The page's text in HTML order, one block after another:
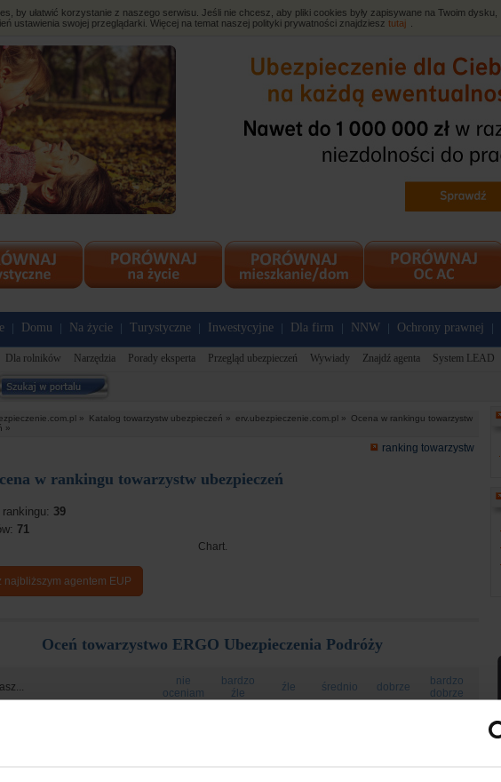
by ułatwić korzystanie z naszego serwisu. Jeśli nie chcesz, aby pliki cookies były zapisywane na Twoim dysku,
ustawienia swojej przeglądarki. Więcej na temat naszej polityki prywatności znajdziesz tutaj
Domu Na życie Turystyczne Inwestycyjne Dla firm NNW Ochrony prawnej
Dla rolników Narzędzia Porady eksperta Przegląd ubezpieczeń Wywiady Znajdź agenta System LEAD
» Katalog towarzystw ubezpieczeń » erv.ubezpieczenie.com.pl »
Ocena w rankingu towarzystw
»
ranking towarzystw
w rankingu towarzystw ubezpieczeń
39
71
Chart.
najbliższym agentem EUP
Oceń towarzystwo ERGO Ubezpieczenia Podróży
nie
oceniam
bardzo
źle
źle średnio dobrze
bardzo
dobrze